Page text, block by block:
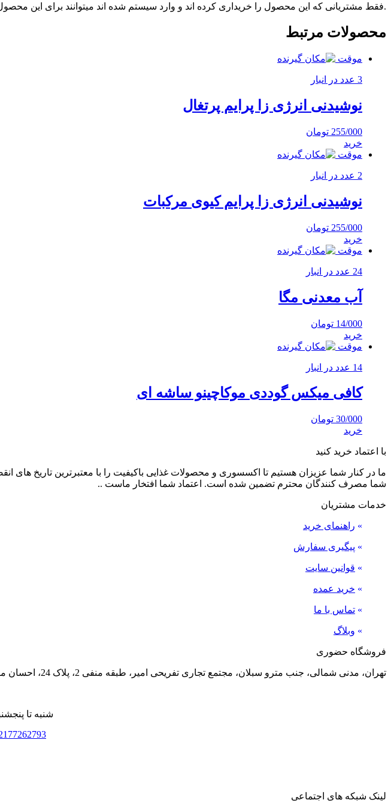
.فقط مشتریانی که این محصول را خریداری کرده اند و وارد سیستم شده اند میتوانند برای این
محصولات مرتبط
موقت
3 عدد در انبار
نوشیدنی انرژی زا پرایم پرتغال
255/000 تومان
خرید
موقت
2 عدد در انبار
نوشیدنی انرژی زا پرایم کیوی مرکبات
255/000 تومان
خرید
موقت
24 عدد در انبار
آب معدنی مگا
14/000 تومان
خرید
موقت
14 عدد در انبار
کافی میکس گوددی موکاچینو ساشه ای
30/000 تومان
خرید
با اعتماد خرید کنید
ما در کنار شما عزیزان هستیم تا اکسسوری و محصولات غذایی باکیفیت را با معتبرترین تاریخ های
شما مصرف کنندگان محترم تضمین شده است. اعتماد شما افتخار ماست ..
خدمات مشتریان
» راهنمای خرید
» پیگیری سفارش
» قوانین سایت
» خرید عمده
» تماس با ما
» وبلاگ
فروشگاه حضوری
تهران، مدنی شمالی، جنب مترو سبلان، مجتمع تجاری تفریحی امیر، طبقه منفی 2، پلاک 24، احسان مارکت
شنبه تا پنجشنبه
لینک شبکه های اجتماعی